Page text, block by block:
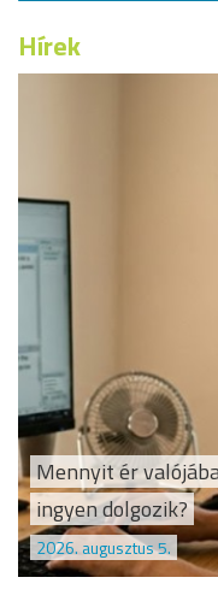
Hírek
Mennyit ér
ingyen dolgozik?
2026. augusztus 5.